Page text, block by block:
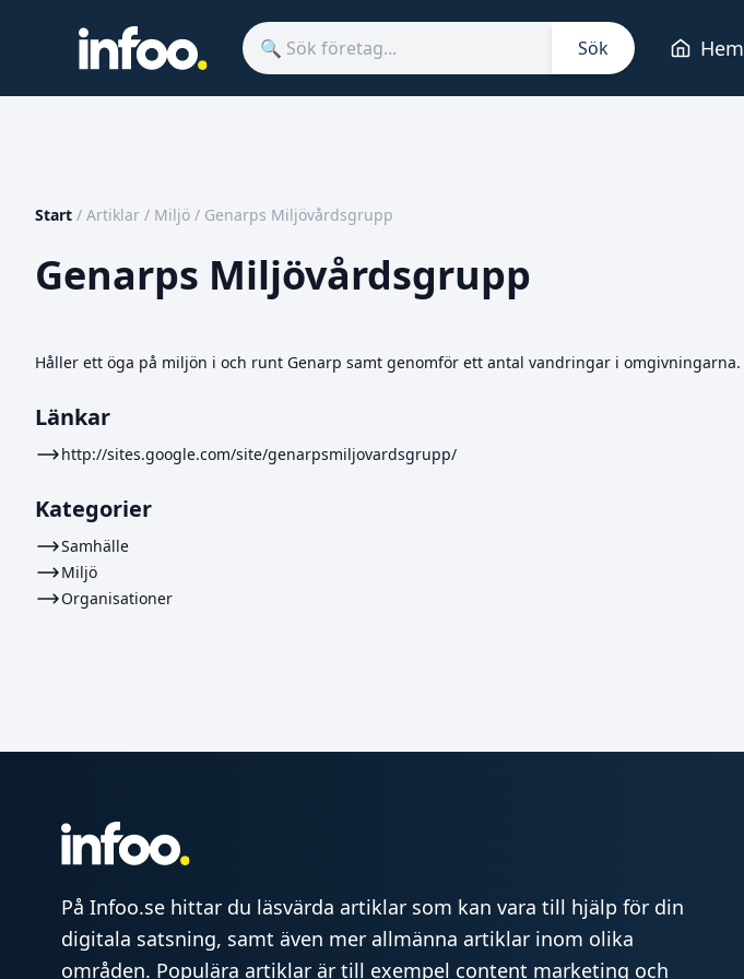
Sök Hem
Start / Artiklar / Miljö / Genarps Miljövårdsgrupp
Genarps Miljövårdsgrupp
Håller ett öga på miljön i och runt Genarp samt genomför ett antal vandringar i omgivningarna.
Länkar
http://sites.google.com/site/genarpsmiljovardsgrupp/
Kategorier
Samhälle
Miljö
Organisationer
På Infoo.se hittar du läsvärda artiklar som kan vara till hjälp för din
digitala satsning, samt även mer allmänna artiklar inom olika
områden. Populära artiklar är till exempel content marketing och